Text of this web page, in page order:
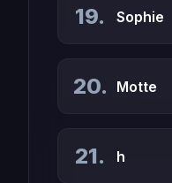
19. Sophie
20. Motte
21. h